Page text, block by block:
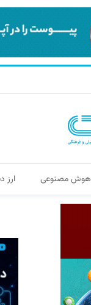
هوش مصنوعی ارز